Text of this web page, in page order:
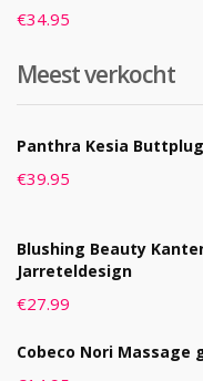
€34.95
Meest verkocht
Panthra Kesia
€39.95
Blushing Beauty
Jarreteldesign
€27.99
Cobeco Nori Massage